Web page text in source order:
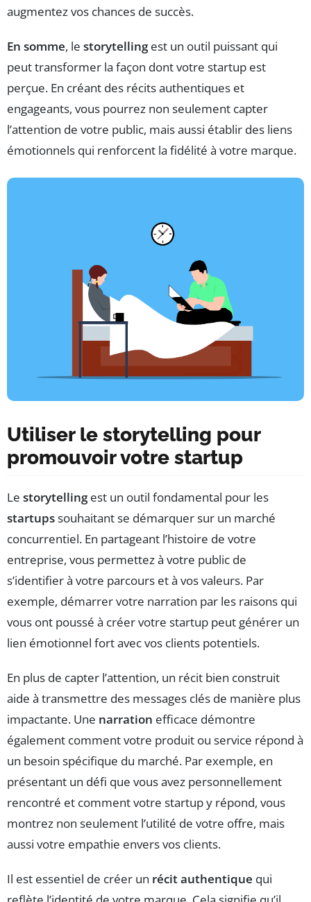
augmentez vos chances de succès.
En somme, le storytellingest un outil puissant qui
peut transformer la façon dont votre startup est
perçue. En créant des récits authentiques et
engageants, vous pourrez non seulement capter
l’attention de votre public, mais aussi établir des liens
émotionnels qui renforcent la fidélité à votre marque.
Utiliser le storytelling pour
promouvoir votre startup
Le storytellingest un outil fondamental pour les
startupssouhaitant se démarquer sur un marché
concurrentiel. En partageant l’histoire de votre
entreprise, vous permettez à votre public de
s’identifier à votre parcours et à vos valeurs. Par
exemple, démarrer votre narration par les raisons qui
vous ont poussé à créer votre startup peut générer un
lien émotionnel fort avec vos clients potentiels.
En plus de capter l’attention, un récit bien construit
aide à transmettre des messages clés de manière plus
impactante. Une narration efficace démontre
également comment votre produit ou service répond à
un besoin spécifique du marché. Par exemple, en
présentant un défi que vous avez personnellement
rencontré et comment votre startup y répond, vous
montrez non seulement l’utilité de votre offre, mais
aussi votre empathie envers vos clients.
Il est essentiel de créer un récit authentique qui